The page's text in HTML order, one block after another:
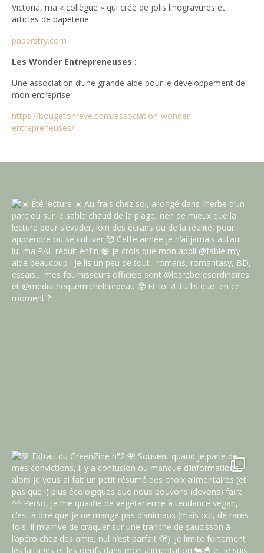
Victoria, ma « collègue » qui crée de jolis linogravures et
articles de papeterie
paperstry.com
Les Wonder Entrepreneuses :
Une association d’une grande aide pour le développement de
mon entreprise
https://bougetonreve.com/association-wonder-
entrepreneuses/